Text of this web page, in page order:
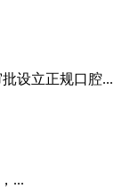
设立正规口腔...
...